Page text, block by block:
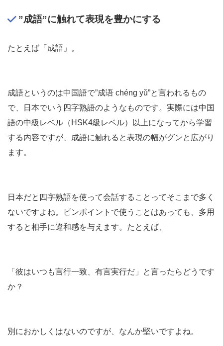
”成語”に触れて表現を豊かにする
たとえば「成語」。
成語というのは中国語で”成语 chéng yǔ”と言われるもの
で、日本でいう四字熟語のようなものです。実際には中国
語の中級レベル（HSK4級レベル）以上になってから学習
する内容ですが、成語に触れると表現の幅がグンと広がり
ます。
日本だと四字熟語を使って会話することってそこまで多く
ないですよね。ピンポイントで使うことはあっても、多用
すると相手に違和感を与えます。たとえば、
「彼はいつも言行一致、有言実行だ」と言ったらどうです
か？
別におかしくはないのですが、なんか堅いですよね。